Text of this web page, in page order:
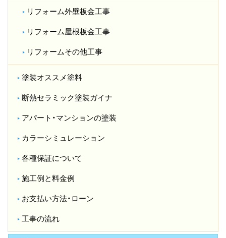
リフォーム外壁板金工事
リフォーム屋根板金工事
リフォームその他工事
塗装オススメ塗料
断熱セラミック塗装ガイナ
アパート・マンションの塗装
カラーシミュレーション
各種保証について
施工例と料金例
お支払い方法・ローン
工事の流れ